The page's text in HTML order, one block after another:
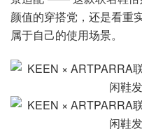
颜值的穿搭党，还是看重
属于自己的使用场景。